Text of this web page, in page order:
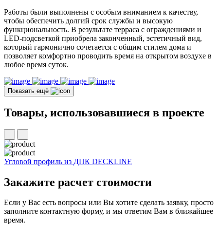
Работы были выполнены с особым вниманием к качеству,
чтобы обеспечить долгий срок службы и высокую
функциональность. В результате терраса с ограждениями и
LED-подсветкой приобрела законченный, эстетичный вид,
который гармонично сочетается с общим стилем дома и
позволяет комфортно проводить время на открытом воздухе в
любое время суток.
Показать ещё
Товары, использовавшиеся в проекте
Угловой профиль из ДПК DECKLINE
Закажите расчет стоимости
Если у Вас есть вопросы или Вы хотите сделать заявку, просто
заполните контактную форму, и мы ответим Вам в ближайшее
время.